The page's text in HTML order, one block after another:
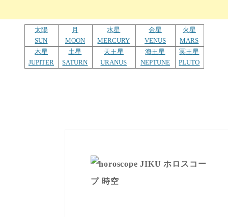
太陽
SUN
月
MOON
水星
MERCURY
金星
VENUS
火星
MARS
木星
JUPITER
土星
SATURN
天王星
URANUS
海王星
NEPTUNE
冥王星
PLUTO